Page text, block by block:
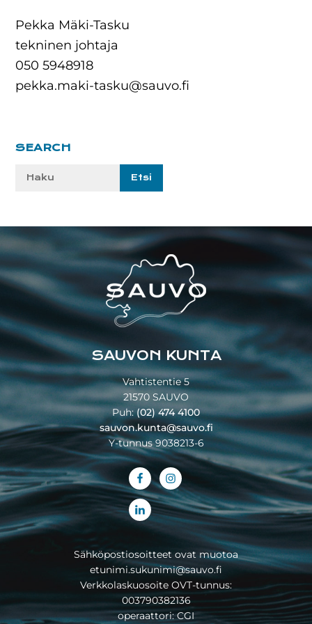
Pekka Mäki-Tasku
tekninen johtaja
050 5948918
pekka.maki-tasku@sauvo.fi
Ensisijainen
SEARCH
Etsi
Footer
SAUVON KUNTA
Vahtistentie 5
21570 SAUVO
Puh:(02) 474 4100
sauvon.kunta@sauvo.fi
Y-tunnus 9038213-6
Sähköpostiosoitteet ovat muotoa
etunimi.sukunimi@sauvo.fi
Verkkolaskuosoite OVT-tunnus:
003790382136
operaattori: CGI